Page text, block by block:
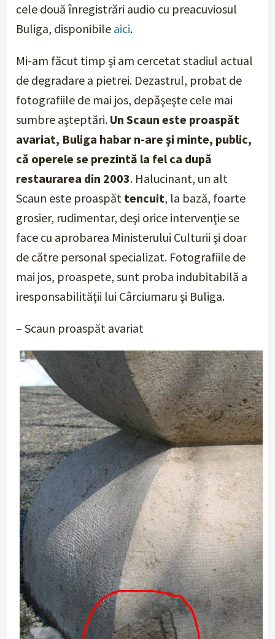
cele două înregistrări audio cu preacuviosul
Buliga, disponibile aici.
Mi-am făcut timp şi am cercetat stadiul actual
de degradare a pietrei. Dezastrul, probat de
fotografiile de mai jos, depăşeşte cele mai
sumbre aşteptări. Un Scaun este proaspăt
avariat, Buliga habar n-are şi minte, public,
că operele se prezintă la fel ca după
restaurarea din 2003. Halucinant, un alt
Scaun este proaspăt tencuit, la bază, foarte
grosier, rudimentar, deşi orice intervenţie se
face cu aprobarea Ministerului Culturii şi doar
de către personal specializat. Fotografiile de
mai jos, proaspete, sunt proba indubitabilă a
iresponsabilităţii lui Cârciumaru şi Buliga.
– Scaun proaspăt avariat